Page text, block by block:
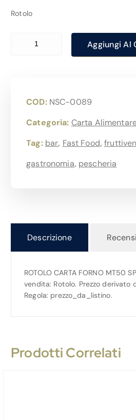
Rotolo
Rotolo Carta Forno Mt50 Spalla
Aggiungi Al
COD: NSC-0089
Categoria: Carta
Tag: bar, Fast Food,
gastronomia, pescheria
Descrizione
ROTOLO CARTA FORNO MT50
vendita: Rotolo. Prezzo derivato
Regola: prezzo_da_listino.
Prodotti Correlati